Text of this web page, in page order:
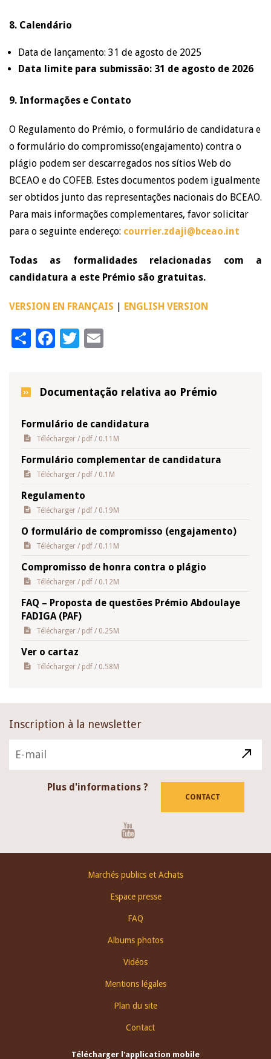
8. Calendário
Data de lançamento: 31 de agosto de 2025
Data limite para submissão: 31 de agosto de 2026
9. Informações e Contato
O Regulamento do Prémio, o formulário de candidatura e
o formulário do compromisso(engajamento) contra o
plágio podem ser descarregados nos sítios Web do
BCEAO e do COFEB. Estes documentos podem igualmente
ser obtidos junto das representações nacionais do BCEAO.
Para mais informações complementares, favor solicitar
para o seguinte endereço: courrier.zdaji@bceao.int
Todas as formalidades relacionadas com a
candidatura a este Prémio são gratuitas.
VERSION EN FRANÇAIS | ENGLISH VERSION
ShareFacebook
Twitter
Documentação relativa ao Prémio
Formulário de candidatura
Télécharger / pdf / 0.11M
Formulário complementar de candidatura
Télécharger / pdf / 0.1M
Regulamento
Télécharger / pdf / 0.19M
O formulário de compromisso (engajamento)
Télécharger / pdf / 0.11M
Compromisso de honra contra o plágio
Télécharger / pdf / 0.12M
FAQ – Proposta de questões Prémio Abdoulaye
FADIGA (PAF)
Télécharger / pdf / 0.25M
Ver o cartaz
Télécharger / pdf / 0.58M
Inscription à la newsletter
Plus d'informations ?
CONTACT
Marchés publics et Achats
Espace presse
FAQ
Albums photos
Vidéos
Mentions légales
Plan du site
Contact
Télécharger l'application mobile